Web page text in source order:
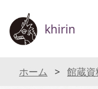
khirin
ホーム 館蔵資